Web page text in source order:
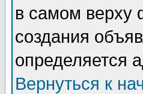
в самом верху
создания
определяется
Вернуться к